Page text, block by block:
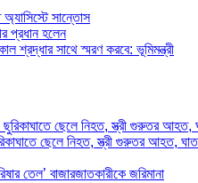
অ্যাসিস্টে সান্তোস
প্রধান হলেন
শ্রদ্ধার সাথে স্মরণ করবে: ভূমিমন্ত্রী
ছেলে নিহত, স্ত্রী গুরুতর আহত,